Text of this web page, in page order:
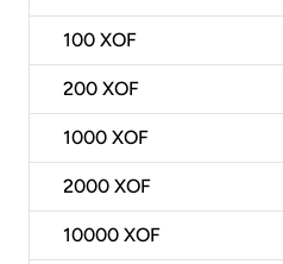
100 XOF
200 XOF
1000 XOF
2000 XOF
10000 XOF